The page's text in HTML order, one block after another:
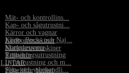
Mät- och kontrollins...
Kap- och sågutrustni...
Kärror och vagnar
Klipp, Bock- och Naj...
Kompressorer
Rengöringsutrustning
•Lyftutrustning och m...
Slip- och ytbehandli...
Jordborrmaskiner
Markskruvmaskiner
Tillbehör
LIFTAR
Pelarliftar batteri